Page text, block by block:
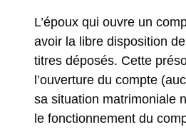
L’époux qui ouvre un
avoir la libre disposition
titres déposés. Cette
l’ouverture du compte
sa situation matrimoniale
le fonctionnement du